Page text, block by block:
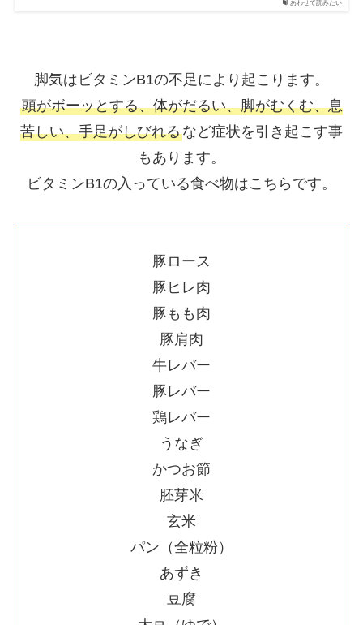
あわせて読みたい
脚気はビタミンB1の不足により起こります。
頭がボーッとする、体がだるい、脚がむくむ、息
苦しい、手足がしびれるなど症状を引き起こす事
もあります。
ビタミンB1の入っている食べ物はこちらです。
豚ロース
豚ヒレ肉
豚もも肉
豚肩肉
牛レバー
豚レバー
鶏レバー
うなぎ
かつお節
胚芽米
玄米
パン（全粒粉）
あずき
豆腐